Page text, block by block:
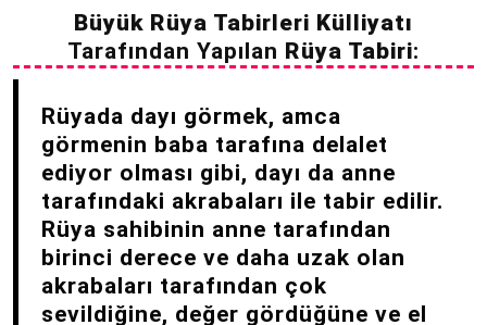
Büyük Rüya Tabirleri Külliyatı
Tarafından Yapılan Rüya Tabiri:
Rüyada dayı görmek, amca
görmenin baba tarafına delalet
ediyor olması gibi, dayı da anne
tarafındaki akrabaları ile tabir edilir.
Rüya sahibinin anne tarafından
birinci derece ve daha uzak olan
akrabaları tarafından çok
sevildiğine, değer gördüğüne ve el